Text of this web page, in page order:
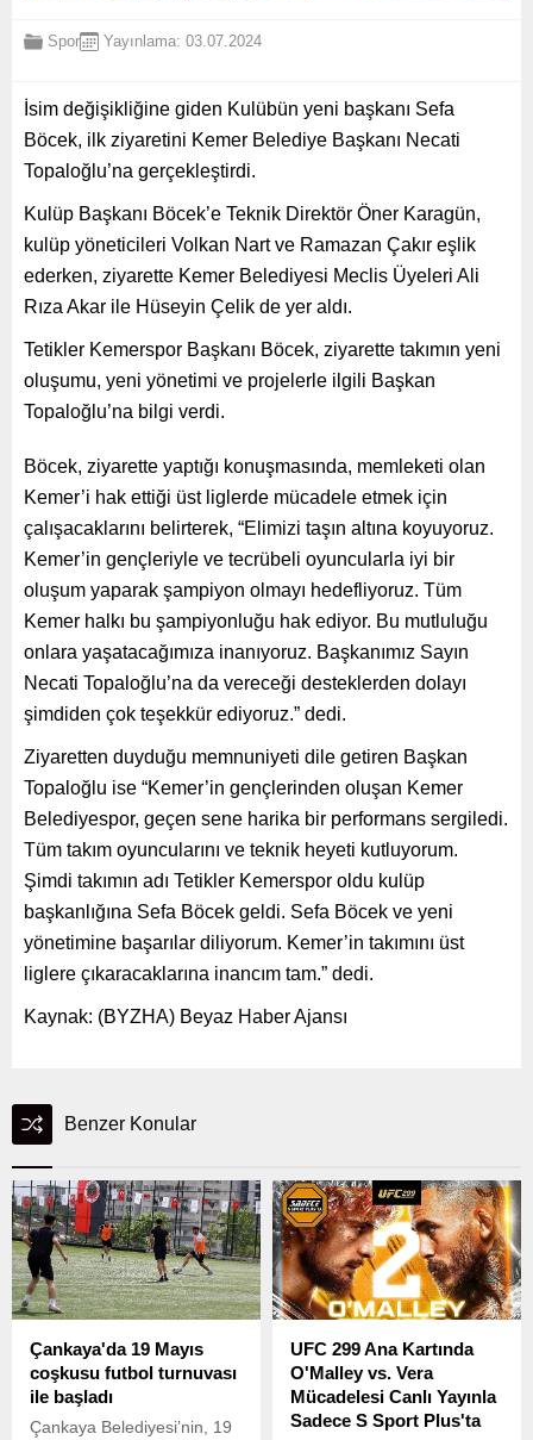
Spor Yayınlama: 03.07.2024
İsim değişikliğine giden Kulübün yeni başkanı Sefa
Böcek, ilk ziyaretini Kemer Belediye Başkanı Necati
Topaloğlu’na gerçekleştirdi.
Kulüp Başkanı Böcek’e Teknik Direktör Öner Karagün,
kulüp yöneticileri Volkan Nart ve Ramazan Çakır eşlik
ederken, ziyarette Kemer Belediyesi Meclis Üyeleri Ali
Rıza Akar ile Hüseyin Çelik de yer aldı.
Tetikler Kemerspor Başkanı Böcek, ziyarette takımın yeni
oluşumu, yeni yönetimi ve projelerle ilgili Başkan
Topaloğlu’na bilgi verdi.
Böcek, ziyarette yaptığı konuşmasında, memleketi olan
Kemer’i hak ettiği üst liglerde mücadele etmek için
çalışacaklarını belirterek, “Elimizi taşın altına koyuyoruz.
Kemer’in gençleriyle ve tecrübeli oyuncularla iyi bir
oluşum yaparak şampiyon olmayı hedefliyoruz. Tüm
Kemer halkı bu şampiyonluğu hak ediyor. Bu mutluluğu
onlara yaşatacağımıza inanıyoruz. Başkanımız Sayın
Necati Topaloğlu’na da vereceği desteklerden dolayı
şimdiden çok teşekkür ediyoruz.” dedi.
Ziyaretten duyduğu memnuniyeti dile getiren Başkan
Topaloğlu ise “Kemer’in gençlerinden oluşan Kemer
Belediyespor, geçen sene harika bir performans sergiledi.
Tüm takım oyuncularını ve teknik heyeti kutluyorum.
Şimdi takımın adı Tetikler Kemerspor oldu kulüp
başkanlığına Sefa Böcek geldi. Sefa Böcek ve yeni
yönetimine başarılar diliyorum. Kemer’in takımını üst
liglere çıkaracaklarına inancım tam.” dedi.
Kaynak: (BYZHA) Beyaz Haber Ajansı
Benzer Konular
Çankaya'da 19 Mayıs
coşkusu futbol turnuvası
ile başladı
Çankaya Belediyesi’nin, 19
UFC 299 Ana Kartında
O'Malley vs. Vera
Mücadelesi Canlı Yayınla
Sadece S Sport Plus'ta